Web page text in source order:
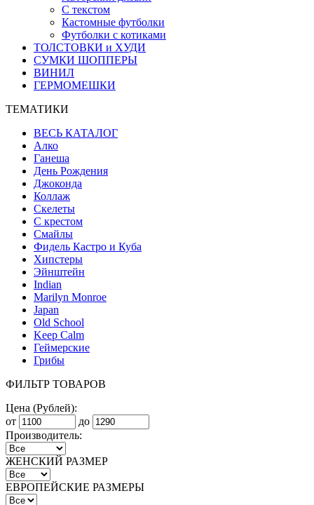
С текстом
Кастомные футболки
Футболки с котиками
ТОЛСТОВКИ и ХУДИ
СУМКИ ШОППЕРЫ
ВИНИЛ
ГЕРМОМЕШКИ
ТЕМАТИКИ
ВЕСЬ КАТАЛОГ
Алко
Ганеша
День Рождения
Джоконда
Коллаж
Скелеты
С крестом
Смайлы
Фидель Кастро и Куба
Хипстеры
Эйнштейн
Indian
Marilyn Monroe
Japan
Old School
Keep Calm
Геймерские
Грибы
ФИЛЬТР ТОВАРОВ
Цена (Рублей):
от
до
Производитель:
ЖЕНСКИЙ РАЗМЕР
ЕВРОПЕЙСКИЕ РАЗМЕРЫ